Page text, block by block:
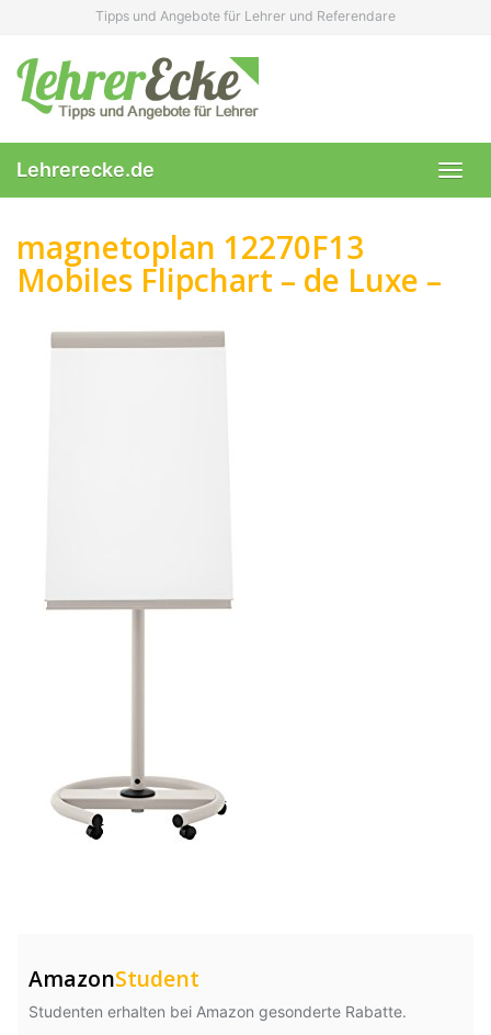
content
Tipps und Angebote für Lehrer und Referendare
Lehrerecke.de
magnetoplan 12270F13
Mobiles Flipchart – de Luxe –
AmazonStudent
Studenten erhalten bei Amazon gesonderte Rabatte.